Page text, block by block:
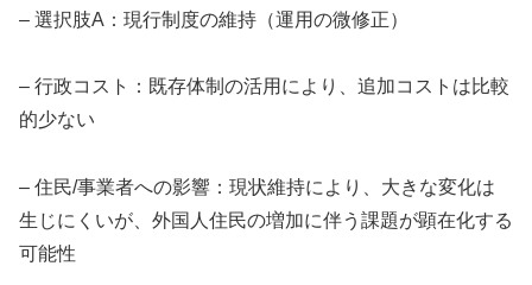
– 選択肢A：現行制度の維持（運用の微修正）
– 行政コスト：既存体制の活用により、追加コストは比較
的少ない
– 住民/事業者への影響：現状維持により、大きな変化は
生じにくいが、外国人住民の増加に伴う課題が顕在化する
可能性